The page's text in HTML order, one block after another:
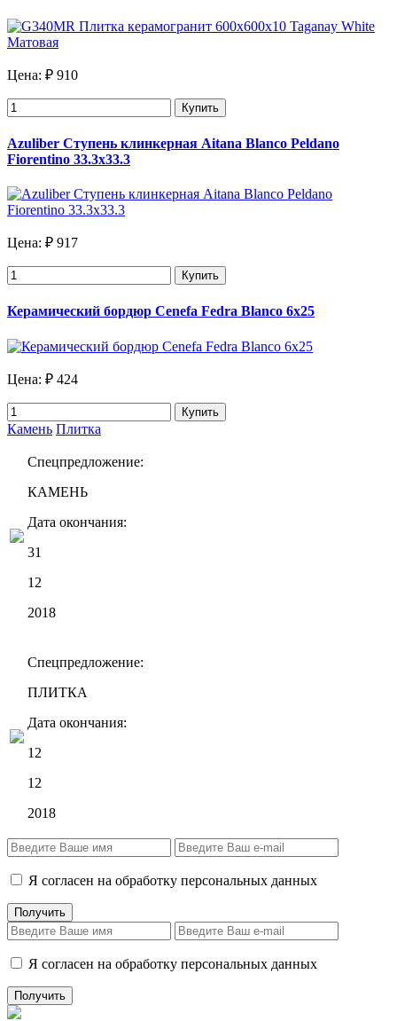
Цена: ₽ 910
Купить
Azuliber Ступень клинкерная Aitana Blanco Peldano
Fiorentino 33.3х33.3
Цена: ₽ 917
Купить
Керамический бордюр Cenefa Fedra Blanco 6х25
Цена: ₽ 424
Купить
Камень Плитка
Спецпредложение:
КАМЕНЬ
Дата окончания:
31
12
2018
Спецпредложение:
ПЛИТКА
Дата окончания:
12
12
2018
Я согласен на обработку персональных данных
Я согласен на обработку персональных данных